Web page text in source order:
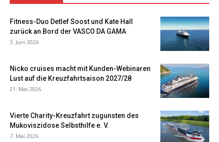
Fitness-Duo Detlef Soost und Kate Hall
zurück an Bord der VASCO DA GAMA
3. Juni 2026
Nicko cruises macht mit Kunden-Webinaren
Lust auf die Kreuzfahrtsaison 2027/28
21. Mai 2026
Vierte Charity-Kreuzfahrt zugunsten des
Mukoviszidose Selbsthilfe e. V.
7. Mai 2026